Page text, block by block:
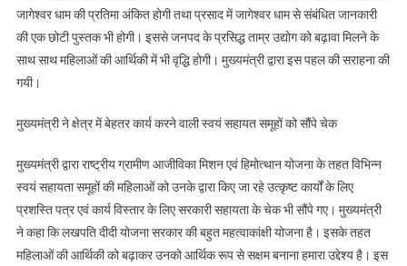
जागेश्वर धाम की प्रतिमा अंकित होगी तथा प्रसाद में जागेश्वर धाम से संबंधित जानकारी
की एक छोटी पुस्तक भी होगी। इससे जनपद के प्रसिद्ध ताम्र उद्योग को बढ़ावा मिलने के
साथ साथ महिलाओं की आर्थिकी में भी वृद्धि होगी। मुख्यमंत्री द्वारा इस पहल की सराहना की
गयी।
मुख्यमंत्री ने क्षेत्र में बेहतर कार्य करने वाली स्वयं सहायत समूहों को सौंपे चेक
मुख्यमंत्री द्वारा राष्ट्रीय ग्रामीण आजीविका मिशन एवं हिमोत्थान योजना के तहत विभिन्न
स्वयं सहायता समूहों की महिलाओं को उनके द्वारा किए जा रहे उत्कृष्ट कार्यों के लिए
प्रशस्ति पत्र एवं कार्य विस्तार के लिए सरकारी सहायता के चेक भी सौंपे गए। मुख्यमंत्री
ने कहा कि लखपति दीदी योजना सरकार की बहुत महत्वाकांक्षी योजना है। इसके तहत
महिलाओं की आर्थिकी को बढ़ाकर उनको आर्थिक रूप से सक्षम बनाना हमारा उद्देश्य है। इस